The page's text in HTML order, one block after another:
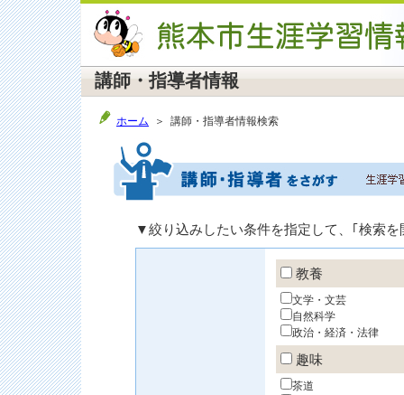
講師・指導者情報
ホーム ＞ 講師・指導者情報検索
▼絞り込みしたい条件を指定して、｢検索
教養
文学・文芸
自然科学
政治・経済・法律
趣味
茶道